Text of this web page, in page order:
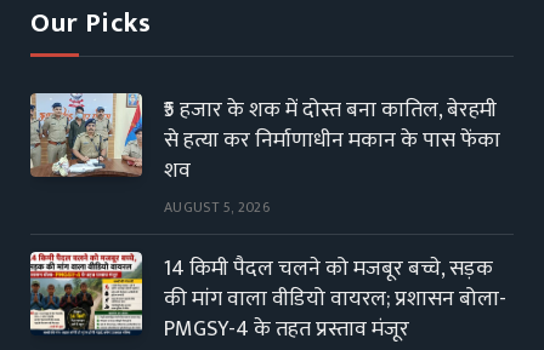
Our Picks
₹5 हजार के शक में दोस्त बना कातिल, बेरहमी
से हत्या कर निर्माणाधीन मकान के पास फेंका
शव
AUGUST 5, 2026
14 किमी पैदल चलने को मजबूर बच्चे, सड़क
की मांग वाला वीडियो वायरल; प्रशासन बोला-
PMGSY-4 के तहत प्रस्ताव मंजूर